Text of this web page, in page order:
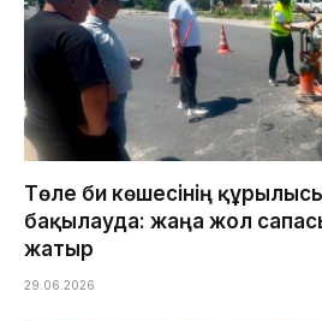
Төле би көшесінің
бақылауда: жаңа жол
жатыр
29.06.2026